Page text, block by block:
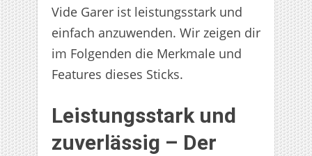
Vide Garer ist leistungsstark und
einfach anzuwenden. Wir zeigen dir
im Folgenden die Merkmale und
Features dieses Sticks.
Leistungsstark und
zuverlässig – Der